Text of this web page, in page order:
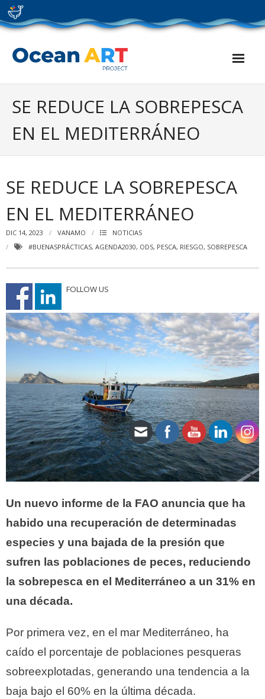
Skip
to
content
SE REDUCE LA SOBREPESCA
EN EL MEDITERRÁNEO
SE REDUCE LA SOBREPESCA
EN EL MEDITERRÁNEO
DIC 14, 2023 VANAMO
NOTICIAS
#BUENASPRÁCTICAS, AGENDA2030, ODS, PESCA, RIESGO, SOBREPESCA
FOLLOW US
Un nuevo informe de la FAO anuncia que ha
habido una recuperación de determinadas
especies y una bajada de la presión que
sufren las poblaciones de peces, reduciendo
la sobrepesca en el Mediterráneo a un 31% en
una década.
Por primera vez, en el mar Mediterráneo, ha
caído el porcentaje de poblaciones pesqueras
sobreexplotadas, generando una tendencia a la
baja bajo el 60% en la última década.